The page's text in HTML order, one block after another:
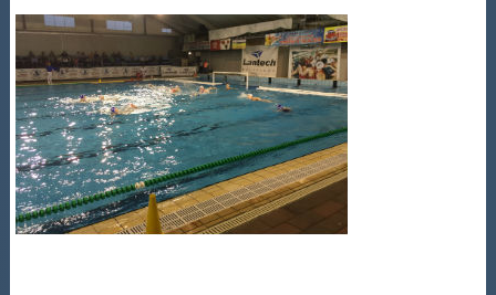
Sostenibilità
Privacy
Cookie Policy